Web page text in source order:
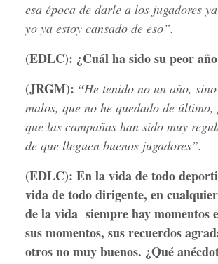
esa época de darle a los jugadores
yo ya estoy cansado de eso”.
(EDLC): ¿Cuál ha sido su peor
(JRGM): “He tenido no un año,
malos, que no he quedado de
que las campañas han sido muy
de que lleguen buenos jugadores”.
(EDLC): En la vida de todo
vida de todo dirigente, en
de la vida siempre hay momentos
sus momentos, sus recuerdos
otros no muy buenos. ¿Qué